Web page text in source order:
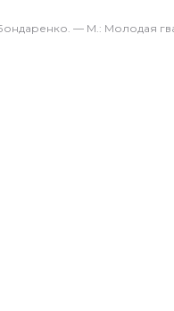
— М.: Молодая